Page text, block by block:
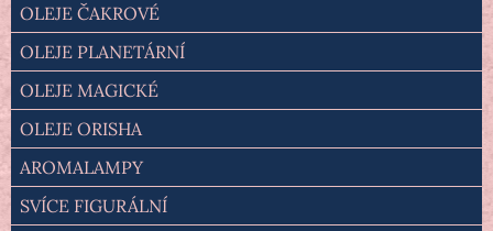
OLEJE ČAKROVÉ
OLEJE PLANETÁRNÍ
OLEJE MAGICKÉ
OLEJE ORISHA
AROMALAMPY
SVÍCE FIGURÁLNÍ